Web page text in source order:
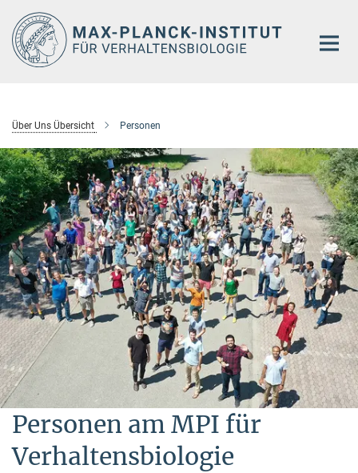
Hauptinhalt
Über Uns Übersicht Personen
Personen am MPI für
Verhaltensbiologie